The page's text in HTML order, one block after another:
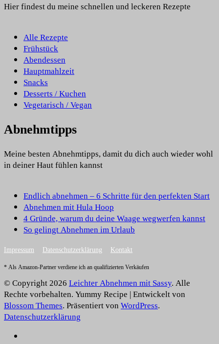
Hier findest du meine schnellen und leckeren Rezepte
Alle Rezepte
Frühstück
Abendessen
Hauptmahlzeit
Snacks
Desserts / Kuchen
Vegetarisch / Vegan
Abnehmtipps
Meine besten Abnehmtipps, damit du dich auch wieder wohl
in deiner Haut fühlen kannst
Endlich abnehmen – 6 Schritte für den perfekten Start
Abnehmen mit Hula Hoop
4 Gründe, warum du deine Waage wegwerfen kannst
So gelingt Abnehmen im Urlaub
Impressum Datenschutzerklärung Kontakt
* Als Amazon-Partner verdiene ich an qualifizierten Verkäufen
© Copyright 2026 Leichter Abnehmen mit Sassy. Alle
Rechte vorbehalten. Yummy Recipe | Entwickelt von
Blossom Themes. Präsentiert von WordPress.
Datenschutzerklärung